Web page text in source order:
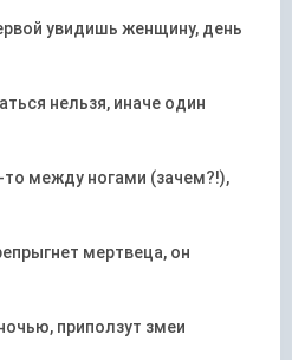
увидишь женщину, день
нельзя, иначе один
то между ногами (зачем?!),
мертвеца, он
приползут змеи